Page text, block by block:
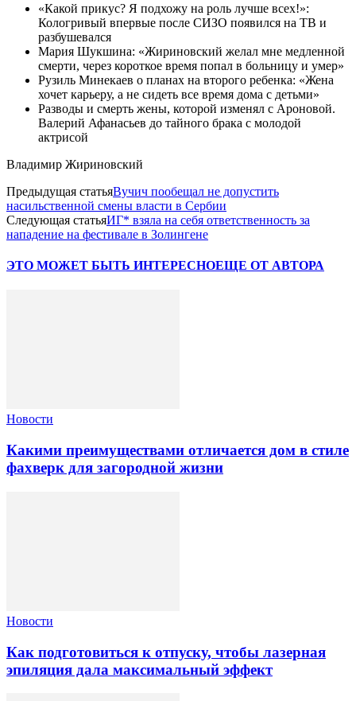
«Какой прикус? Я подхожу на роль лучше всех!»:
Кологривый впервые после СИЗО появился на ТВ и
разбушевался
Мария Шукшина: «Жириновский желал мне медленной
смерти, через короткое время попал в больницу и умер»
Рузиль Минекаев о планах на второго ребенка: «Жена
хочет карьеру, а не сидеть все время дома с детьми»
Разводы и смерть жены, которой изменял с Ароновой.
Валерий Афанасьев до тайного брака с молодой
актрисой
Владимир Жириновский
Предыдущая статьяВучич пообещал не допустить
насильственной смены власти в Сербии
Следующая статьяИГ* взяла на себя ответственность за
нападение на фестивале в Золингене
ЭТО МОЖЕТ БЫТЬ ИНТЕРЕСНОЕЩЕ ОТ АВТОРА
Новости
Какими преимуществами отличается дом в стиле
фахверк для загородной жизни
Новости
Как подготовиться к отпуску, чтобы лазерная
эпиляция дала максимальный эффект